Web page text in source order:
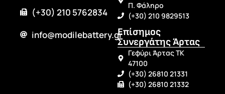
(+30) 210 5762834
info@modilebattery.gr
Π. Φάληρο
(+30) 210 9829513
Επίσημος
Συνεργάτης Άρτας
Γεφύρι Άρτας ΤΚ
47100
(+30) 26810 21331
(+30) 26810 21332